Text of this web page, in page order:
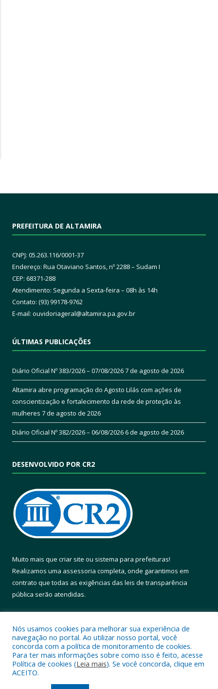
PREFEITURA DE ALTAMIRA
CNPJ: 05.263.116/0001-37
Endereço: Rua Otaviano Santos, nº 2288 – Sudam I
CEP: 68371-288
Atendimento: Segunda a Sexta-feira – 08h às 14h
Contato: (93) 99178-9762
E-mail: ouvidoriageral@altamira.pa.gov.br
ÚLTIMAS PUBLICAÇÕES
Diário Oficial Nº 383/2026 – 07/08/20267 de agosto de 2026
Altamira abre programação do Agosto Lilás com ações de
conscientização e fortalecimento da rede de proteção às
mulheres 7 de agosto de 2026
Diário Oficial Nº 382/2026 – 06/08/20266 de agosto de 2026
DESENVOLVIDO POR CR2
Muito mais que criar site ou sistema para prefeituras!
Realizamos uma assessoria completa, onde garantimos em
contrato que todas as exigências das leis de transparência
pública serão atendidas.
Todos os direitos reservados a Prefeitura Municipal de Altamira.
Nós usamos cookies para melhorar sua experiência de
navegação no portal. Ao utilizar nosso portal, você
concorda com a política de monitoramento de cookies.
Para ter mais informações sobre como isso é feito, acesse
Política de cookies (Leia mais). Se você concorda, clique em
ACEITO.